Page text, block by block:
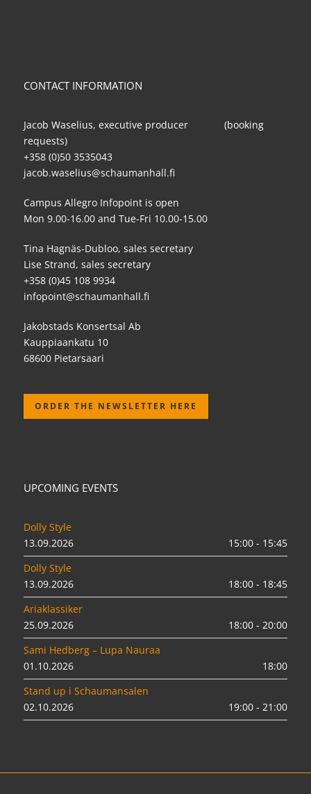
CONTACT INFORMATION
Jacob Waselius, executive producer (booking
requests)
+358 (0)50 3535043
jacob.waselius@schaumanhall.fi
Campus Allegro Infopoint is open
Mon 9.00-16.00 and Tue-Fri 10.00-15.00
Tina Hagnäs-Dubloo, sales secretary
Lise Strand, sales secretary
+358 (0)45 108 9934
infopoint@schaumanhall.fi
Jakobstads Konsertsal Ab
Kauppiaankatu 10
68600 Pietarsaari
ORDER THE NEWSLETTER HERE
UPCOMING EVENTS
Dolly Style
13.09.2026
15:00 - 15:45
Dolly Style
13.09.2026
18:00 - 18:45
Ariaklassiker
25.09.2026
18:00 - 20:00
Sami Hedberg – Lupa Nauraa
01.10.2026
18:00
Stand up i Schaumansalen
02.10.2026
19:00 - 21:00